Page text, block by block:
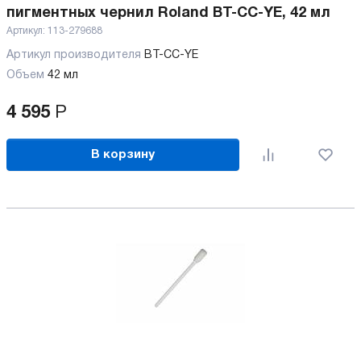
пигментных чернил Roland BT-CC-YE, 42 мл
Артикул: 113-279688
Артикул производителя BT-CC-YE
Объем 42 мл
4 595 Р
В корзину